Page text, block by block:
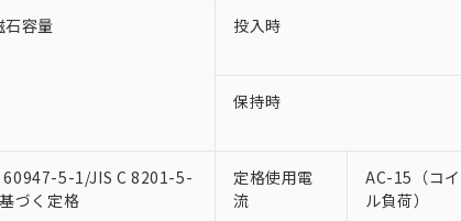
石容量 投入時
保持時
60947-5-1/JIS C 8201-5-
づく定格
定格使用電
流
AC-15（コイ
ル負荷）